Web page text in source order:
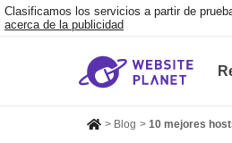
Clasificamos los servicios a partir de
acerca de la publicidad
> Blog > 10 mejores